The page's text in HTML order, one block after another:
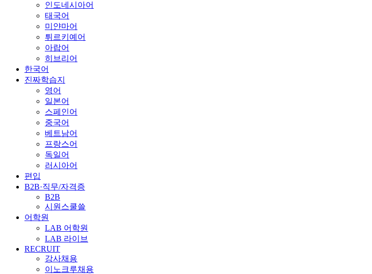
인도네시아어
태국어
미얀마어
튀르키예어
아랍어
히브리어
한국어
진짜학습지
영어
일본어
스페인어
중국어
베트남어
프랑스어
독일어
러시아어
편입
B2B·직무/자격증
B2B
시원스쿨쓸
어학원
LAB 어학원
LAB 라이브
RECRUIT
강사채용
이노크루채용